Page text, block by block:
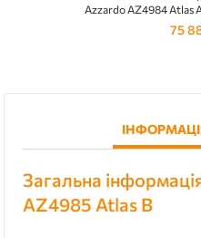
Azzardo AZ4984 Atlas
75
Загальна
AZ4985 Atlas B